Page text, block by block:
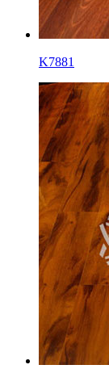
K7881